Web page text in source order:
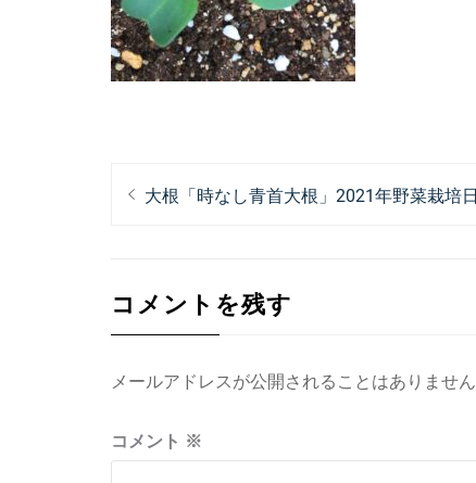
投
ビ
ゲ
シ
ョ
ン
過
稿:
大根「時なし青首大根」2021年野菜栽培
コメントを残す
メールアドレスが公開されることはありません
コメント ※